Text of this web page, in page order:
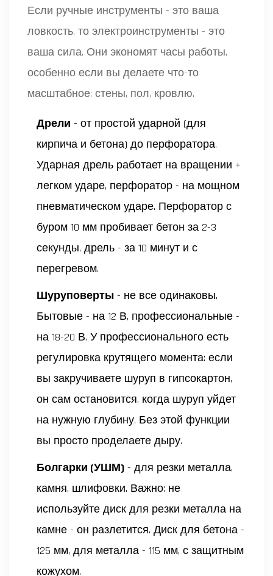
Если ручные инструменты - это ваша
ловкость, то электроинструменты - это
ваша сила. Они экономят часы работы,
особенно если вы делаете что-то
масштабное: стены, пол, кровлю.
Дрели - от простой ударной (для
кирпича и бетона) до перфоратора.
Ударная дрель работает на вращении +
легком ударе, перфоратор - на мощном
пневматическом ударе. Перфоратор с
буром 10 мм пробивает бетон за 2-3
секунды, дрель - за 10 минут и с
перегревом.
Шуруповерты - не все одинаковы.
Бытовые - на 12 В, профессиональные -
на 18-20 В. У профессионального есть
регулировка крутящего момента: если
вы закручиваете шуруп в гипсокартон,
он сам остановится, когда шуруп уйдет
на нужную глубину. Без этой функции
вы просто проделаете дыру.
Болгарки (УШМ) - для резки металла,
камня, шлифовки. Важно: не
используйте диск для резки металла на
камне - он разлетится. Диск для бетона -
125 мм, для металла - 115 мм, с защитным
кожухом.